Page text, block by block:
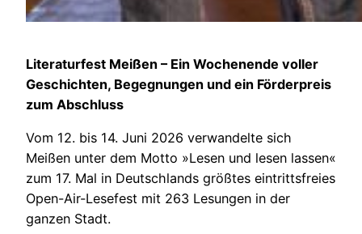
Literaturfest Meißen – Ein Wochenende voller
Geschichten, Begegnungen und ein Förderpreis
zum Abschluss
Vom 12. bis 14. Juni 2026 verwandelte sich
Meißen unter dem Motto »Lesen und lesen lassen«
zum 17. Mal in Deutschlands größtes eintrittsfreies
Open-Air-Lesefest mit 263 Lesungen in der
ganzen Stadt.